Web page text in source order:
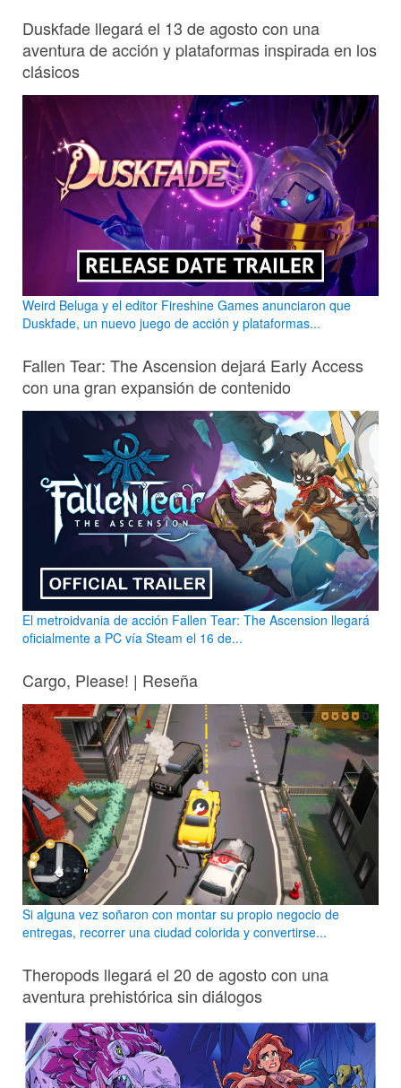
Duskfade llegará el 13 de agosto con una
aventura de acción y plataformas inspirada en los
clásicos
Weird Beluga y el editor Fireshine Games anunciaron que
Duskfade, un nuevo juego de acción y plataformas...
Fallen Tear: The Ascension dejará Early Access
con una gran expansión de contenido
El metroidvania de acción Fallen Tear: The Ascension llegará
oficialmente a PC vía Steam el 16 de...
Cargo, Please! | Reseña
Si alguna vez soñaron con montar su propio negocio de
entregas, recorrer una ciudad colorida y convertirse...
Theropods llegará el 20 de agosto con una
aventura prehistórica sin diálogos